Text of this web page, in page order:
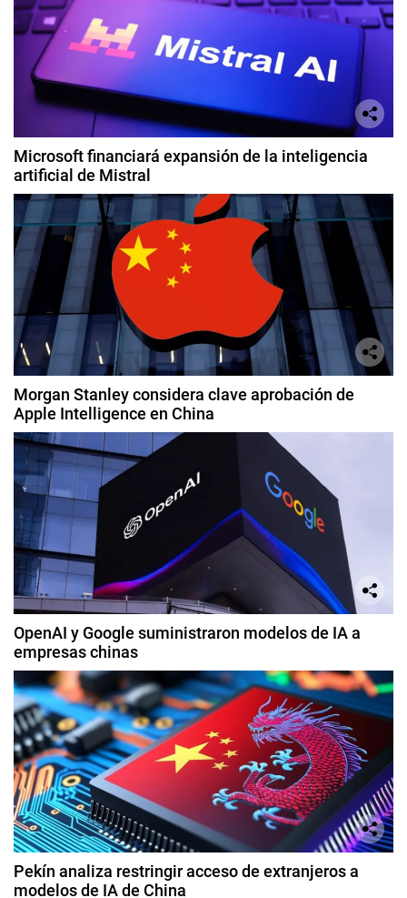
Microsoft financiará expansión de la inteligencia
artificial de Mistral
Morgan Stanley considera clave aprobación de
Apple Intelligence en China
OpenAI y Google suministraron modelos de IA a
empresas chinas
Pekín analiza restringir acceso de extranjeros a
modelos de IA de China